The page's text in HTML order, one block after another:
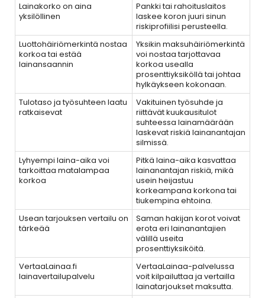
Lainakorko on aina
yksilöllinen
Pankki tai rahoituslaitos
laskee koron juuri sinun
riskiprofiilisi perusteella.
Luottohäiriömerkintä nostaa
korkoa tai estää
lainansaannin
Yksikin maksuhäiriömerkintä
voi nostaa tarjottavaa
korkoa usealla
prosenttiyksiköllä tai johtaa
hylkäykseen kokonaan.
Tulotaso ja työsuhteen laatu
ratkaisevat
Vakituinen työsuhde ja
riittävät kuukausitulot
suhteessa lainamäärään
laskevat riskiä lainanantajan
silmissä.
Lyhyempi laina-aika voi
tarkoittaa matalampaa
korkoa
Pitkä laina-aika kasvattaa
lainanantajan riskiä, mikä
usein heijastuu
korkeampana korkona tai
tiukempina ehtoina.
Usean tarjouksen vertailu on
tärkeää
Saman hakijan korot voivat
erota eri lainanantajien
välillä useita
prosenttiyksiköitä.
VertaaLainaa.fi
lainavertailupalvelu
VertaaLainaa-palvelussa
voit kilpailuttaa ja vertailla
lainatarjoukset maksutta.